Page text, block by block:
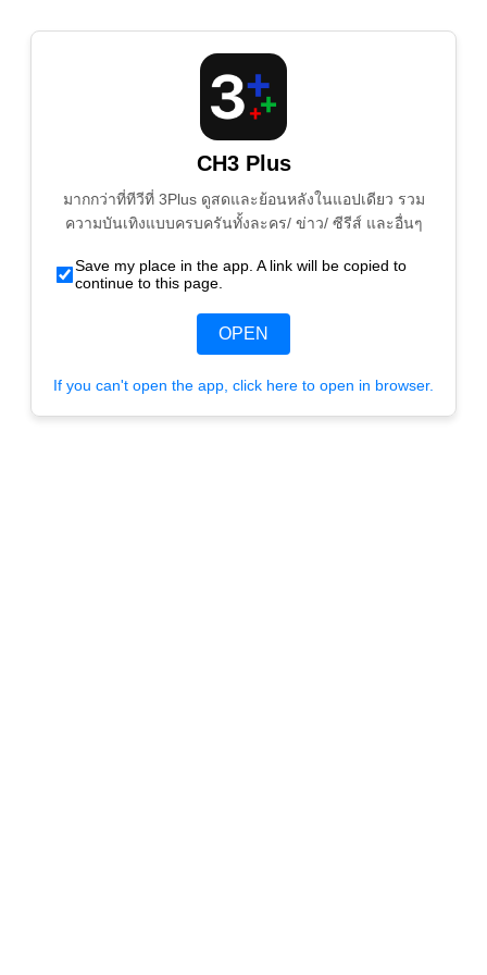
CH3 Plus
มากกว่าที่ทีวีที่ 3Plus ดูสดและย้อนหลังในแอปเดียว รวม
ความบันเทิงแบบครบครันทั้งละคร/ ข่าว/ ซีรีส์ และอื่นๆ
Save my place in the app. A link will be copied to
continue to this page.
OPEN
If you can't open the app, click here to open in browser.